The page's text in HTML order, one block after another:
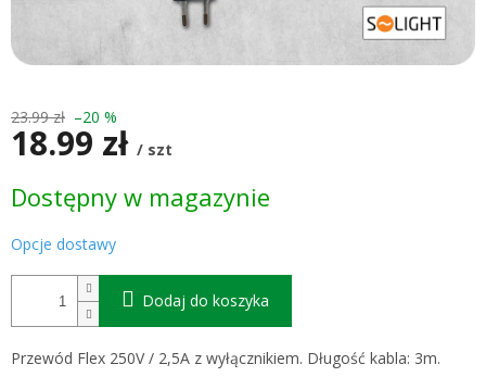
23.99 zł –20 %
18.99 zł / szt
jednostkowa:
Dostępny w magazynie
Opcje dostawy
Dodaj do koszyka
Przewód Flex 250V / 2,5A z wyłącznikiem. Długość kabla: 3m.